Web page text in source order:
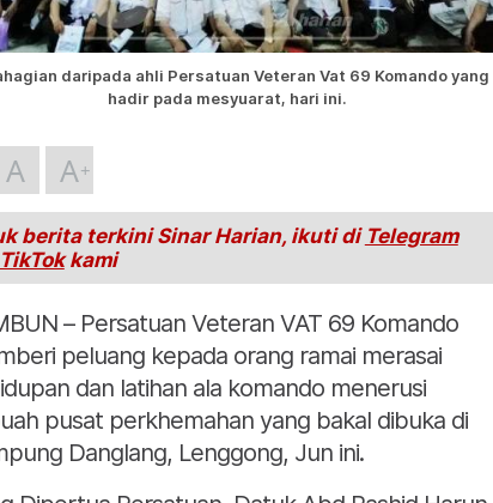
daripada ahli Persatuan Veteran Vat 69 Komando yang
hadir pada mesyuarat, hari ini.
A A
berita terkini Sinar Harian, ikuti di Telegram
TikTokkami
– Persatuan Veteran VAT 69 Komando
peluang kepada orang ramai merasai
dan latihan ala komando menerusi
pusat perkhemahan yang bakal dibuka di
Danglang, Lenggong, Jun ini.